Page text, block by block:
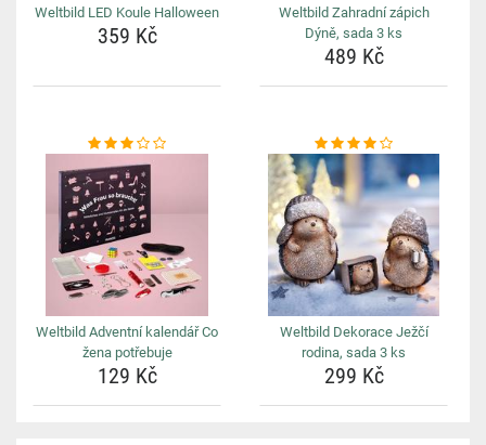
Weltbild LED Koule Halloween
359 Kč
Weltbild Zahradní zápich
Dýně, sada 3 ks
489 Kč
Weltbild Adventní kalendář Co
žena potřebuje
129 Kč
Weltbild Dekorace Ježčí
rodina, sada 3 ks
299 Kč